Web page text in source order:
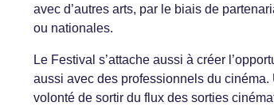
avec d’autres arts, par le biais de
ou nationales.
Le Festival s’attache aussi à créer
aussi avec des professionnels du
volonté de sortir du flux des sorties